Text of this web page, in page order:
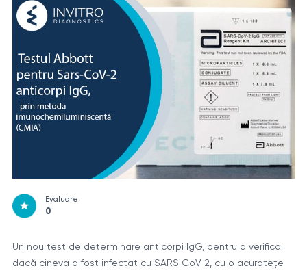
Evaluare
0
Un nou test de determinare anticorpi IgG, pentru a verifica
dacă cineva a fost infectat cu SARS CoV 2, cu o acuratețe